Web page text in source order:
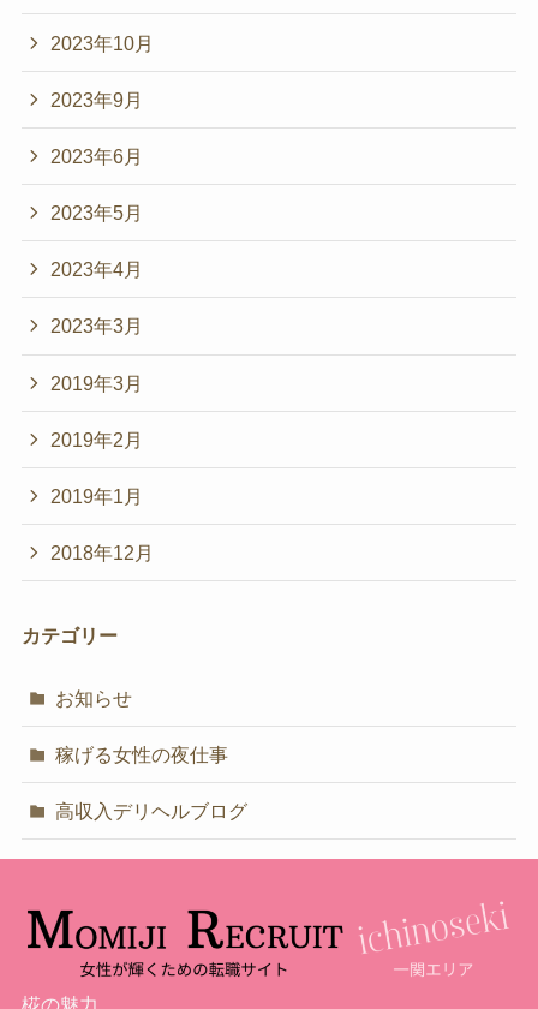
2023年10月
2023年9月
2023年6月
2023年5月
2023年4月
2023年3月
2019年3月
2019年2月
2019年1月
2018年12月
カテゴリー
お知らせ
稼げる女性の夜仕事
高収入デリヘルブログ
椛の魅力